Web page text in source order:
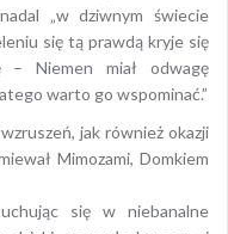
„w dziwnym świecie
się tą prawdą kryje się
– Niemen miał odwagę
warto go wspominać.”
jak również okazji
Mimozami, Domkiem
się w niebanalne